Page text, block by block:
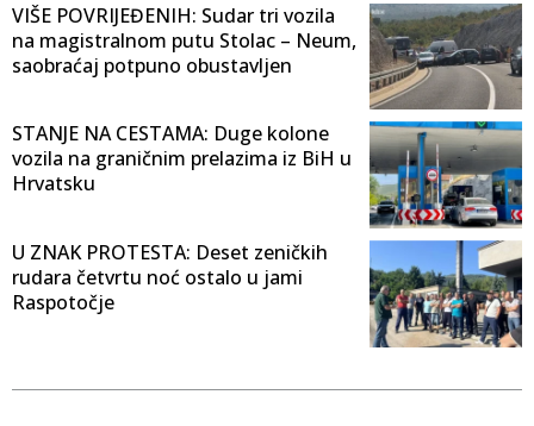
VIŠE POVRIJEĐENIH: Sudar tri vozila
na magistralnom putu Stolac – Neum,
saobraćaj potpuno obustavljen
STANJE NA CESTAMA: Duge kolone
vozila na graničnim prelazima iz BiH u
Hrvatsku
U ZNAK PROTESTA: Deset zeničkih
rudara četvrtu noć ostalo u jami
Raspotočje